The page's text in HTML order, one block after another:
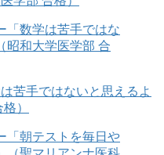
苦手ではないと思えるよ
）